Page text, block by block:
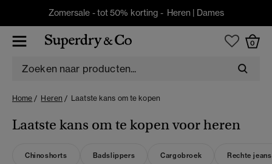
Zomersale - tot 50% korting - Heren | Dames
0
Home Heren Laatste kans om te kopen
Laatste kans om te kopen voor heren
Chinoshorts Badslippers Cargobroek Rechte jeans